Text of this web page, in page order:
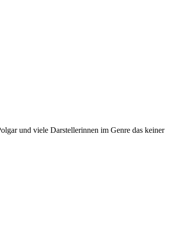
und viele Darstellerinnen im Genre das keiner